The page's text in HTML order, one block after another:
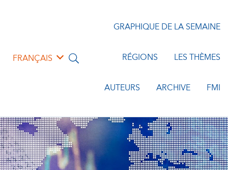
FRANÇAIS
GRAPHIQUE DE LA SEMAINE
RÉGIONS LES THÈMES
AUTEURS ARCHIVE FMI